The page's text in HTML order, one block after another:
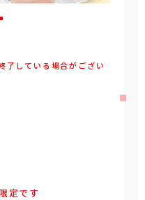
了している場合がござい
定です